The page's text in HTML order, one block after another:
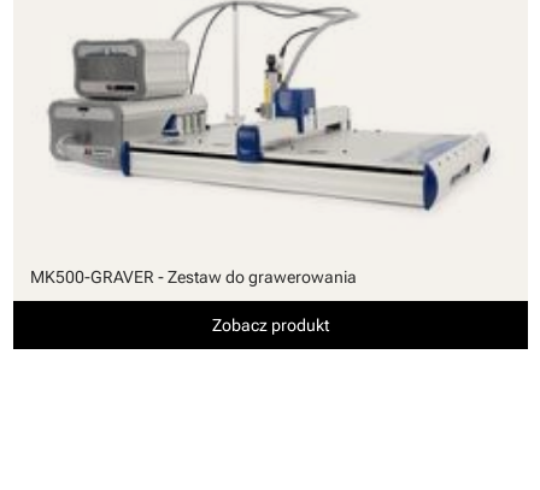
MK500-GRAVER - Zestaw do grawerowania
Zobacz produkt